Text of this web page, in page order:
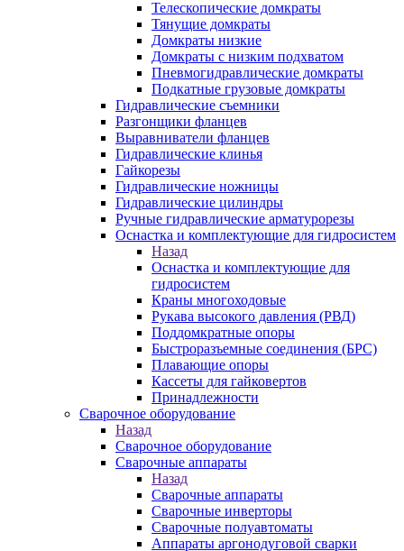
Телескопические домкраты
Тянущие домкраты
Домкраты низкие
Домкраты с низким подхватом
Пневмогидравлические домкраты
Подкатные грузовые домкраты
Гидравлические съемники
Разгонщики фланцев
Выравниватели фланцев
Гидравлические клинья
Гайкорезы
Гидравлические ножницы
Гидравлические цилиндры
Ручные гидравлические арматурорезы
Оснастка и комплектующие для гидросистем
Назад
Оснастка и комплектующие для
гидросистем
Краны многоходовые
Рукава высокого давления (РВД)
Поддомкратные опоры
Быстроразъемные соединения (БРС)
Плавающие опоры
Кассеты для гайковертов
Принадлежности
Сварочное оборудование
Назад
Сварочное оборудование
Сварочные аппараты
Назад
Сварочные аппараты
Сварочные инверторы
Сварочные полуавтоматы
Аппараты аргонодуговой сварки